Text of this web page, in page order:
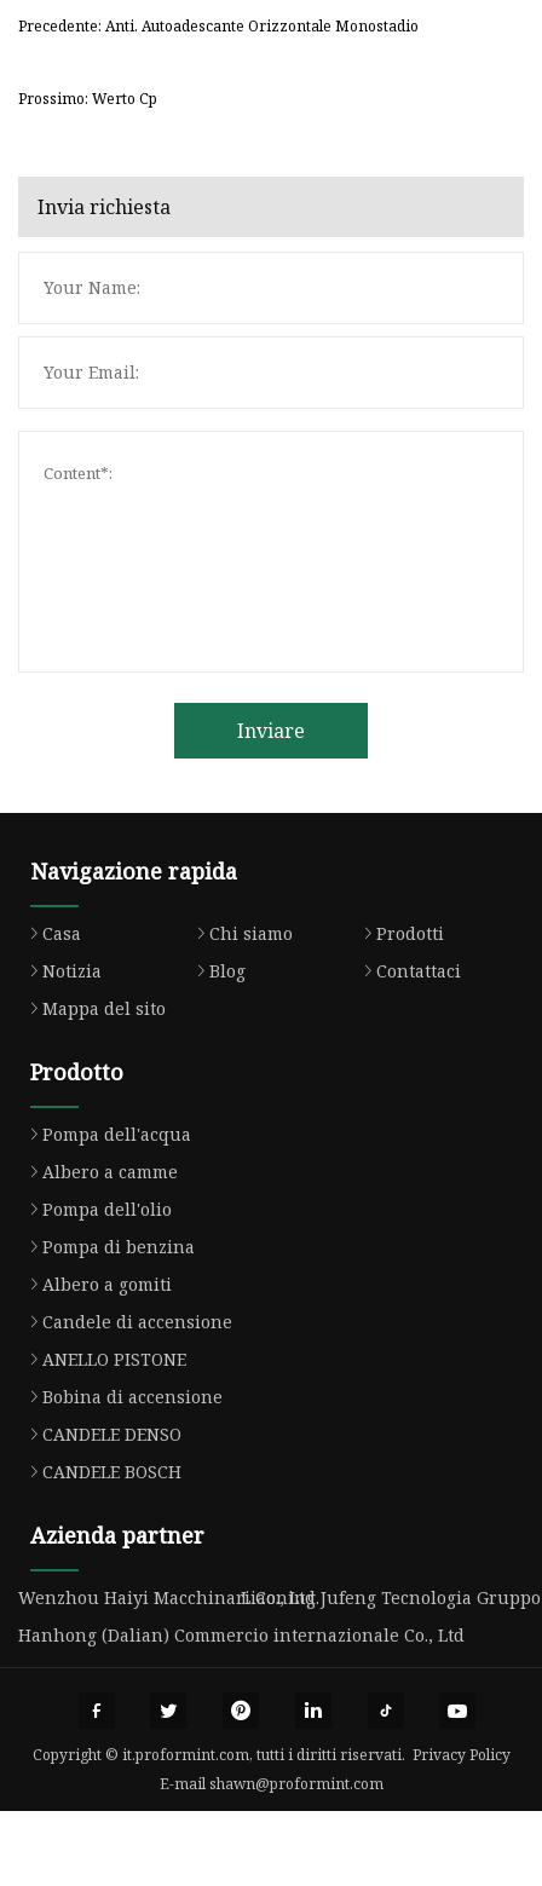
Precedente: Anti. Autoadescante Orizzontale Monostadio
Prossimo: Werto Cp
Invia richiesta
Inviare
Navigazione rapida
Casa Chi siamo
Prodotti
Notizia
Blog
Contattaci
Mappa del sito
Prodotto
Pompa dell'acqua
Albero a camme
Pompa dell'olio
Pompa di benzina
Albero a gomiti
Candele di accensione
ANELLO PISTONE
Bobina di accensione
CANDELE DENSO
CANDELE BOSCH
Azienda partner
Wenzhou Haiyi Macchinari Co., Ltd.Liaoning Jufeng Tecnologia Gruppo
Hanhong (Dalian) Commercio internazionale Co., Ltd
Copyright © it.proformint.com, tutti i diritti riservati. Privacy Policy
E-mail shawn@proformint.com